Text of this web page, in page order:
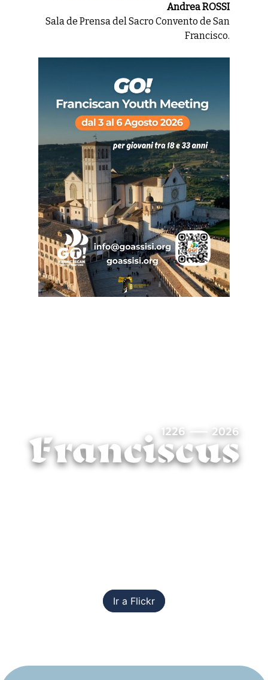
Andrea ROSSI
Sala de Prensa del Sacro Convento de San
Francisco.
Ir a Flickr